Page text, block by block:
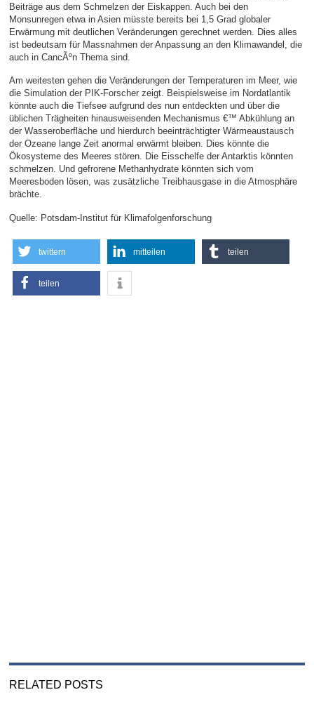
Beiträge aus dem Schmelzen der Eiskappen. Auch bei den
Monsunregen etwa in Asien müsste bereits bei 1,5 Grad globaler
Erwärmung mit deutlichen Veränderungen gerechnet werden. Dies alles
ist bedeutsam für Massnahmen der Anpassung an den Klimawandel, die
auch in CancÃºn Thema sind.
Am weitesten gehen die Veränderungen der Temperaturen im Meer, wie
die Simulation der PIK-Forscher zeigt. Beispielsweise im Nordatlantik
könnte auch die Tiefsee aufgrund des nun entdeckten und über die
üblichen Trägheiten hinausweisenden Mechanismus €™ Abkühlung an
der Wasseroberfläche und hierdurch beeinträchtigter Wärmeaustausch
der Ozeane lange Zeit anormal erwärmt bleiben. Dies könnte die
Ökosysteme des Meeres stören. Die Eisschelfe der Antarktis könnten
schmelzen. Und gefrorene Methanhydrate könnten sich vom
Meeresboden lösen, was zusätzliche Treibhausgase in die Atmosphäre
brächte.
Quelle: Potsdam-Institut für Klimafolgenforschung
twittern mitteilen teilen
teilen
RELATED POSTS